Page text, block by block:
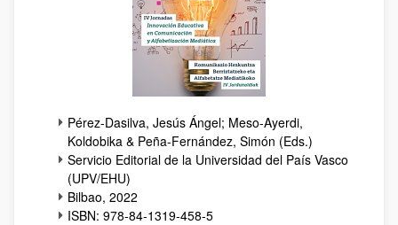
Pérez-Dasilva, Jesús Ángel; Meso-Ayerdi,
Koldobika & Peña-Fernández, Simón (Eds.)
Servicio Editorial de la Universidad del País Vasco
(UPV/EHU)
Bilbao, 2022
ISBN: 978-84-1319-458-5